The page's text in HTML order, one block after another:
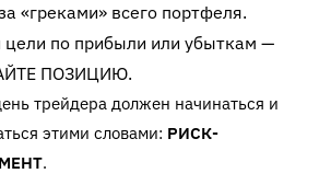
«греками» всего портфеля.
цели по прибыли или убыткам —
ПОЗИЦИЮ.
трейдера должен начинаться и
этими словами: РИСК-
.